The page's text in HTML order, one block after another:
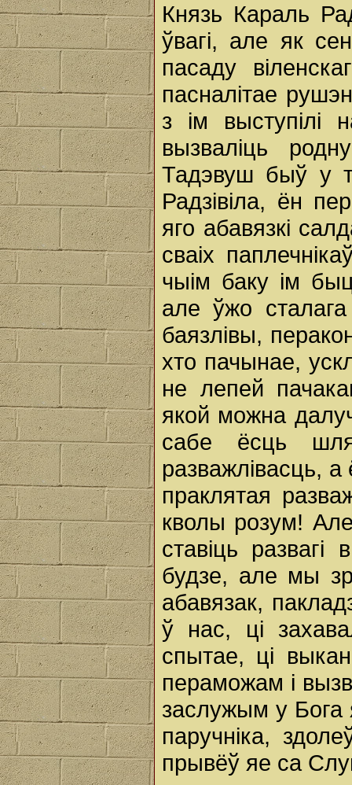
Князь Караль
ўвагі, але як
пасаду
пасналітае
з ім выступілі
вызваліць
Тадэвуш быў у
Радзівіла, ён
яго абавязкі
сваіх
чыім баку ім
але ўжо
баязлівы,
хто пачынае,
не лепей
якой можна
сабе ёсць
разважлівасць,
праклятая
кволы розум!
ставіць
будзе, але мы
абавязак,
ў нас, ці
спытае, ці
пераможам i
заслужым у Бога
паручніка,
прывёў яе ca